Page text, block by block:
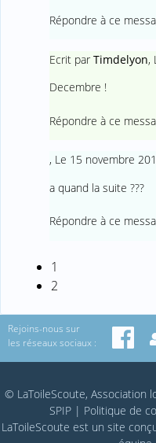
Répondre à ce
Ecrit par Timdelyon,
Decembre !
Répondre à ce
, Le 15 novembre
a quand la suite ???
Répondre à ce
1
2
Rejoins-nous sur
les réseaux sociaux :
© LaToileScoute, Association
SPIP| Politique de
LaToileScoute est un site